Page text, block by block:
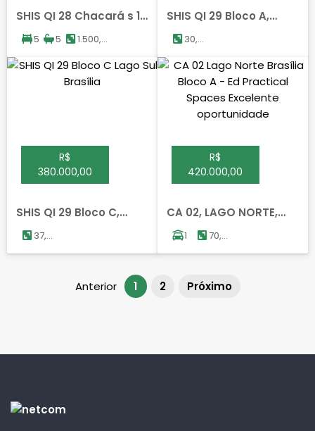
SHIS QI 28 Chacará s 1
a 6, LAGO SUL, BRASILIA
5 5
1.500,00
SHIS QI 29 Bloco A,
LAGO SUL, BRASILIA
30,00
R$
380.000,00
SHIS QI 29 Bloco C,
LAGO SUL, BRASILIA
37,72
R$
420.000,00
CA 02, LAGO NORTE,
BRASILIA
1
70,40
Anterior 1 2 Próximo